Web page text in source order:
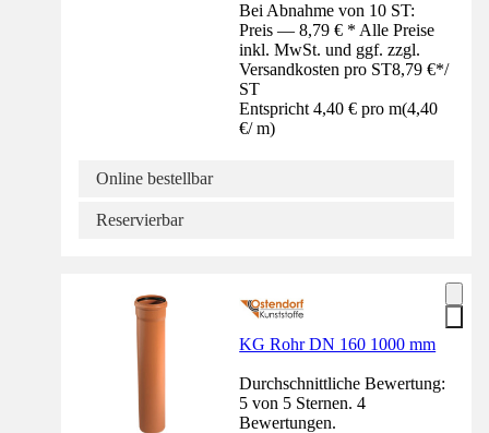
Bei Abnahme von 10 ST:
Preis — 8,79 € * Alle Preise
inkl. MwSt. und ggf. zzgl.
Versandkosten pro ST8,79 €*/
ST
Entspricht 4,40 € pro m(4,40
€/ m)
Online bestellbar
Reservierbar
KG Rohr DN 160 1000 mm
Durchschnittliche Bewertung:
5 von 5 Sternen. 4
Bewertungen.